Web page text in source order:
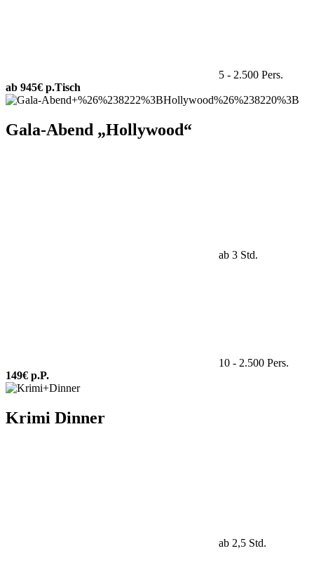
5 - 2.500 Pers.
ab 945€ p.Tisch
Gala-Abend „Hollywood“
ab 3 Std.
10 - 2.500 Pers.
149€ p.P.
Krimi Dinner
ab 2,5 Std.